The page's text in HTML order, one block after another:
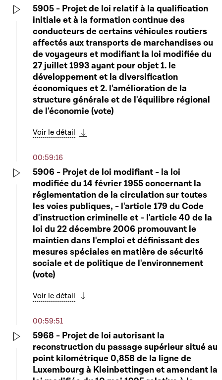
5905 - Projet de loi relatif à la qualification
initiale et à la formation continue des
conducteurs de certains véhicules routiers
affectés aux transports de marchandises ou
de voyageurs et modifiant la loi modifiée du
27 juillet 1993 ayant pour objet 1. le
développement et la diversification
économiques et 2. l'amélioration de la
structure générale et de l'équilibre régional
de l'économie (vote)
Voir le détail
00:59:16
5906 - Projet de loi modifiant - la loi
modifiée du 14 février 1955 concernant la
réglementation de la circulation sur toutes
les voies publiques, - l'article 179 du Code
d'instruction criminelle et - l'article 40 de la
loi du 22 décembre 2006 promouvant le
maintien dans l'emploi et définissant des
mesures spéciales en matière de sécurité
sociale et de politique de l'environnement
(vote)
Voir le détail
00:59:51
5968 - Projet de loi autorisant la
reconstruction du passage supérieur situé au
point kilométrique 0,858 de la ligne de
Luxembourg à Kleinbettingen et amendant la